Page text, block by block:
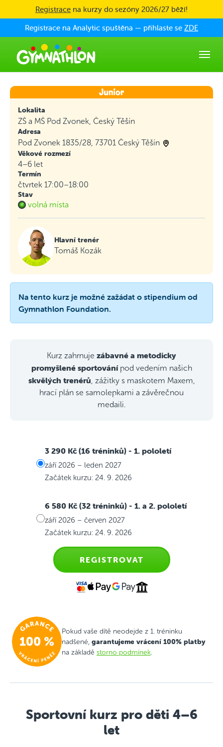
Skip to main content
Registrace na kurzy do sezóny 2026/27 běží!
Registrace na Analytic spuštěna — přihlaste se ZDE
Lokalita
ZŠ a MŠ Pod Zvonek, Český Těšín
Adresa
Pod Zvonek 1835/28, 73701 Český Těšín
Věkové rozmezí
4–6 let
Termín
čtvrtek 17:00–18:00
Stav
volná místa
Hlavní trenér
Tomáš Kozák
Na tento kurz je možné zažádat o stipendium od
Gymnathlon Foundation.
Kurz zahrnuje zábavné a metodicky
promyšlené sportovánípod vedením našich
skvělých trenérů , zážitky s maskotem Maxem,
hrací plán se samolepkami a závěrečnou
medaili.
3 290 Kč (16 tréninků) - 1. pololetí
září 2026 – leden 2027
Začátek kurzu: 24. 9. 2026
6 580 Kč (32 tréninků) - 1. a 2. pololetí
září 2026 – červen 2027
Začátek kurzu: 24. 9. 2026
REGISTROVAT
Pokud vaše dítě neodejde z 1. tréninku
nadšené, garantujeme vrácení 100% platby
na základě storno podmínek
Sportovní kurz pro děti 4–6
let